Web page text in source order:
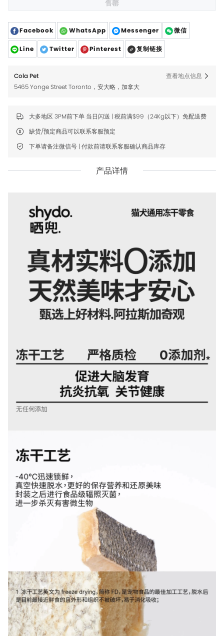
售罄
Facebook WhatsApp Messenger 微信
Line Twitter Pinterest 复制链接
Cola Pet
5465 Yonge Street Toronto，安大略，加拿大
查看地点信息
大多地区 3PM前下单 当日闪送 | 税前满$99（24Kg以下）免配送费
缺货/预定商品可以联系客服预定
下单请备注微信号 | 付款前请联系客服确认商品库存
产品详情